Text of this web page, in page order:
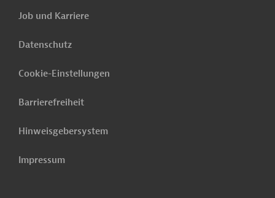
Job und Karriere
Datenschutz
Cookie-Einstellungen
Barrierefreiheit
Hinweisgebersystem
Impressum